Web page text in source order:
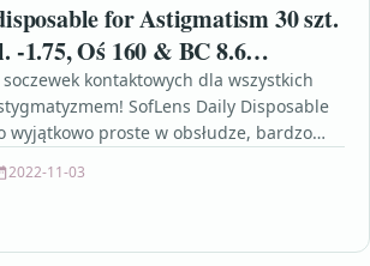
for Astigmatism 30 szt.
-1.75, Oś 160 & BC 8.6
kontaktowych dla wszystkich
SofLens Daily Disposable
proste w obsłudze, bardzo
2022-11-03